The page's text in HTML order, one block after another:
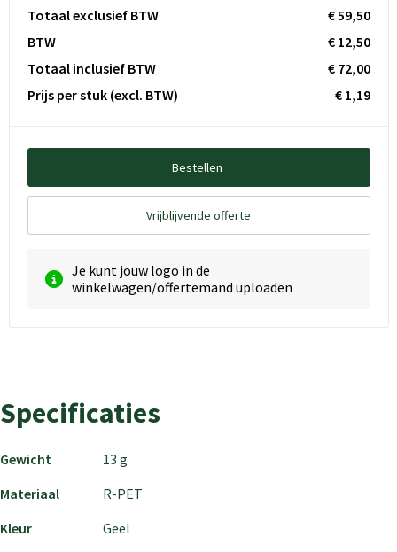
Totaal exclusief BTW
€ 59,50
BTW
€ 12,50
Totaal inclusief BTW
€ 72,00
Prijs per stuk (excl. BTW) € 1,19
Bestellen
Vrijblijvende offerte
Je kunt jouw logo in de
winkelwagen/offertemand uploaden
Specificaties
Gewicht
13 g
Materiaal
R-PET
Kleur
Geel